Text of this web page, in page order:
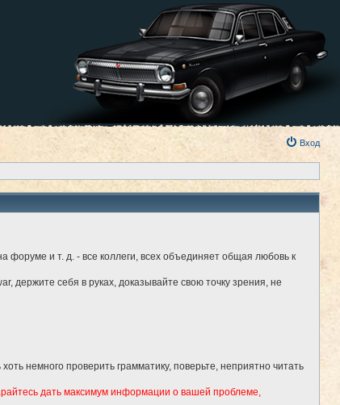
Вход
форуме и т. д. - все коллеги, всех объединяет общая любовь к
держите себя в руках, доказывайте свою точку зрения, не
немного проверить грамматику, поверьте, неприятно читать
дать максимум информации о вашей проблеме,